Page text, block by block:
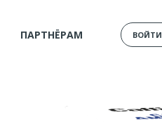
ПАРТНЁРАМ ВОЙТИ